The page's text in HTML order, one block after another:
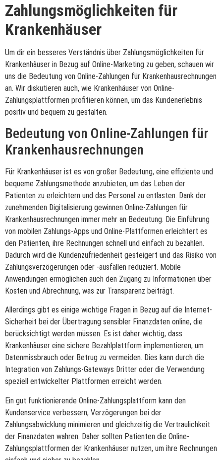
Zahlungsmöglichkeiten für
Krankenhäuser
Um dir ein besseres Verständnis über Zahlungsmöglichkeiten für
Krankenhäuser in Bezug auf Online-Marketing zu geben, schauen wir
uns die Bedeutung von Online-Zahlungen für Krankenhausrechnungen
an. Wir diskutieren auch, wie Krankenhäuser von Online-
Zahlungsplattformen profitieren können, um das Kundenerlebnis
positiv und bequem zu gestalten.
Bedeutung von Online-Zahlungen für
Krankenhausrechnungen
Für Krankenhäuser ist es von großer Bedeutung, eine effiziente und
bequeme Zahlungsmethode anzubieten, um das Leben der
Patienten zu erleichtern und das Personal zu entlasten. Dank der
zunehmenden Digitalisierung gewinnen Online-Zahlungen für
Krankenhausrechnungen immer mehr an Bedeutung. Die Einführung
von mobilen Zahlungs-Apps und Online-Plattformen erleichtert es
den Patienten, ihre Rechnungen schnell und einfach zu bezahlen.
Dadurch wird die Kundenzufriedenheit gesteigert und das Risiko von
Zahlungsverzögerungen oder -ausfällen reduziert. Mobile
Anwendungen ermöglichen auch den Zugang zu Informationen über
Kosten und Abrechnung, was zur Transparenz beiträgt.
Allerdings gibt es einige wichtige Fragen in Bezug auf die Internet-
Sicherheit bei der Übertragung sensibler Finanzdaten online, die
berücksichtigt werden müssen. Es ist daher wichtig, dass
Krankenhäuser eine sichere Bezahlplattform implementieren, um
Datenmissbrauch oder Betrug zu vermeiden. Dies kann durch die
Integration von Zahlungs-Gateways Dritter oder die Verwendung
speziell entwickelter Plattformen erreicht werden.
Ein gut funktionierende Online-Zahlungsplattform kann den
Kundenservice verbessern, Verzögerungen bei der
Zahlungsabwicklung minimieren und gleichzeitig die Vertraulichkeit
der Finanzdaten wahren. Daher sollten Patienten die Online-
Zahlungsplattformen der Krankenhäuser nutzen, um ihre Rechnungen